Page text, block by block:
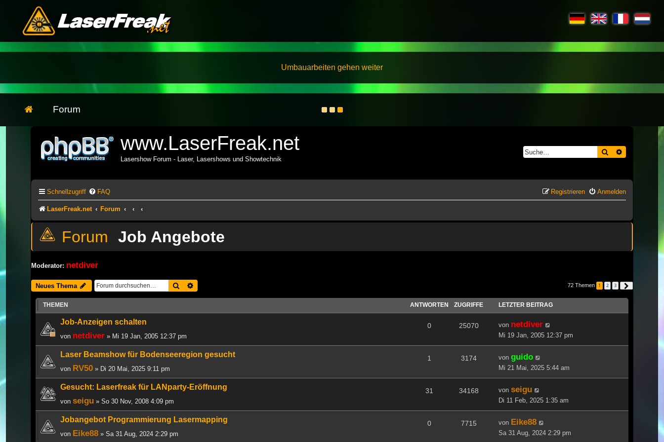
Umbauarbeiten gehen weiter
Forum
www.LaserFreak.net
Lasershow Forum - Laser, Lasershows und Showtechnik
Suche
Schnellzugriff FAQ Anmelden
Registrieren
LaserFreak.net Forum
Job Angebote
Moderator: netdiver
Neues Thema Suche 72 Themen 1 2 3
THEMEN ANTWORTEN ZUGRIFFE LETZTER BEITRAG
Job-Anzeigen schalten
von netdiver » Mi 19 Jan, 2005 12:37 pm
0 25070 von netdiver
Mi 19 Jan, 2005 12:37 pm
Laser Beamshow für Bodenseeregion gesucht
von RV50 » Di 20 Mai, 2025 9:11 pm
1 3174 von guido
Mi 21 Mai, 2025 5:44 am
Gesucht: Laserfreak für LANparty-Eröffnung
von seigu » So 30 Nov, 2008 4:09 pm
31 34168 von seigu
Di 11 Feb, 2025 1:35 am
Jobangebot Programmierung Lasermapping
von Eike88 » Sa 31 Aug, 2024 2:29 pm
0 7715 von Eike88
Sa 31 Aug, 2024 2:29 pm